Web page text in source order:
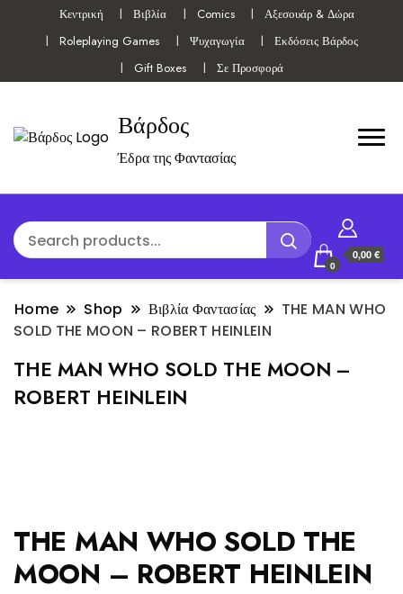
Κεντρική Βιβλία Comics
Αξεσουάρ & Δώρα
Roleplaying Games
Ψυχαγωγία
Εκδόσεις Βάρδος
Gift Boxes
Σε Προσφορά
Βάρδος
Έδρα της Φαντασίας
0
0,00 €
Home Shop Βιβλία Φαντασίας
THE MAN WHO
SOLD THE MOON – ROBERT HEINLEIN
THE MAN WHO SOLD THE MOON –
ROBERT HEINLEIN
THE MAN WHO SOLD THE
MOON – ROBERT HEINLEIN